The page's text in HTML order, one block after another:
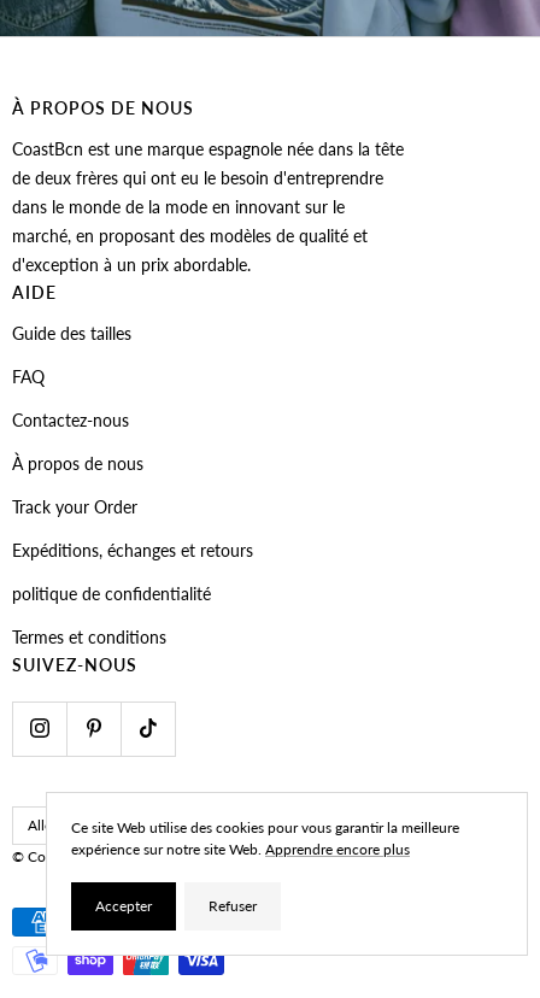
À PROPOS DE NOUS
CoastBcn est une marque espagnole née dans la tête
de deux frères qui ont eu le besoin d'entreprendre
dans le monde de la mode en innovant sur le
marché, en proposant des modèles de qualité et
d'exception à un prix abordable.
AIDE
Guide des tailles
FAQ
Contactez-nous
À propos de nous
Track your Order
Expéditions, échanges et retours
politique de confidentialité
Termes et conditions
SUIVEZ-NOUS
Pays/région
Allemagne (EUR €) Langue
Français
© CoastBcn Developed by Navy Marketing
Ce site Web utilise des cookies pour vous garantir la meilleure
expérience sur notre site Web. Apprendre encore plus
Accepter Refuser